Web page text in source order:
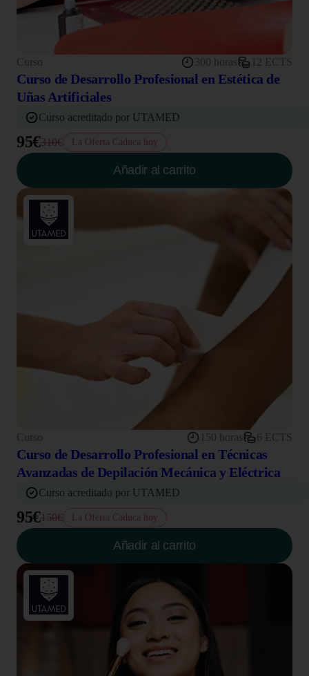
Curso 300 horas 12 ECTS
Curso de Desarrollo Profesional en Estética de
Uñas Artificiales
Curso acreditado por UTAMED
95€310€ La Oferta Caduca hoy
Añadir al carrito
Curso 150 horas 6 ECTS
Curso de Desarrollo Profesional en Técnicas
Avanzadas de Depilación Mecánica y Eléctrica
Curso acreditado por UTAMED
95€150€ La Oferta Caduca hoy
Añadir al carrito